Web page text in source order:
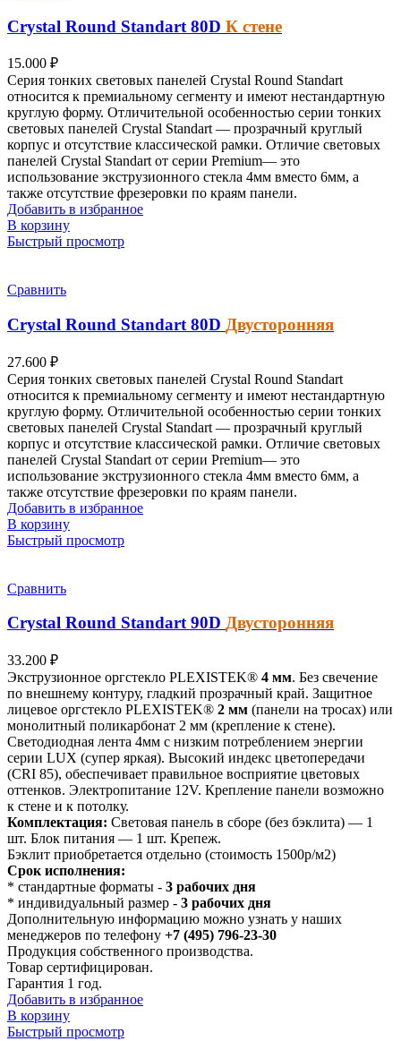
Crystal Round Standart 80D К стене
15.000 ₽
Серия тонких световых панелей Crystal Round Standart
относится к премиальному сегменту и имеют нестандартную
круглую форму. Отличительной особенностью серии тонких
световых панелей Crystal Standart — прозрачный круглый
корпус и отсутствие классической рамки. Отличие световых
панелей Crystal Standart от серии Premium— это
использование экструзионного стекла 4мм вместо 6мм, а
также отсутствие фрезеровки по краям панели.
Добавить в избранное
В корзину
Быстрый просмотр
Сравнить
Crystal Round Standart 80D Двусторонняя
27.600 ₽
Серия тонких световых панелей Crystal Round Standart
относится к премиальному сегменту и имеют нестандартную
круглую форму. Отличительной особенностью серии тонких
световых панелей Crystal Standart — прозрачный круглый
корпус и отсутствие классической рамки. Отличие световых
панелей Crystal Standart от серии Premium— это
использование экструзионного стекла 4мм вместо 6мм, а
также отсутствие фрезеровки по краям панели.
Добавить в избранное
В корзину
Быстрый просмотр
Сравнить
Crystal Round Standart90D Двусторонняя
33.200 ₽
Экструзионное оргстекло PLEXISTEK® 4 мм. Без свечение
по внешнему контуру, гладкий прозрачный край. Защитное
лицевое оргстекло PLEXISTEK® 2 мм (панели на тросах) или
монолитный поликарбонат 2 мм (крепление к стене).
Светодиодная лента 4мм с низким потреблением энергии
серии LUX (супер яркая). Высокий индекс цветопередачи
(CRI 85), обеспечивает правильное восприятие цветовых
оттенков. Электропитание 12V. Крепление панели возможно
к стене и к потолку.
Комплектация: Световая панель в сборе (без бэклита) — 1
шт. Блок питания — 1 шт. Крепеж.
Бэклит приобретается отдельно (стоимость 1500р/м2)
Срок исполнения:
* стандартные форматы - 3 рабочих дня
* индивидуальный размер - 3 рабочих дня
Дополнительную информацию можно узнать у наших
менеджеров по телефону +7 (495) 796-23-30
Продукция собственного производства.
Товар сертифицирован.
Гарантия 1 год.
Добавить в избранное
В корзину
Быстрый просмотр